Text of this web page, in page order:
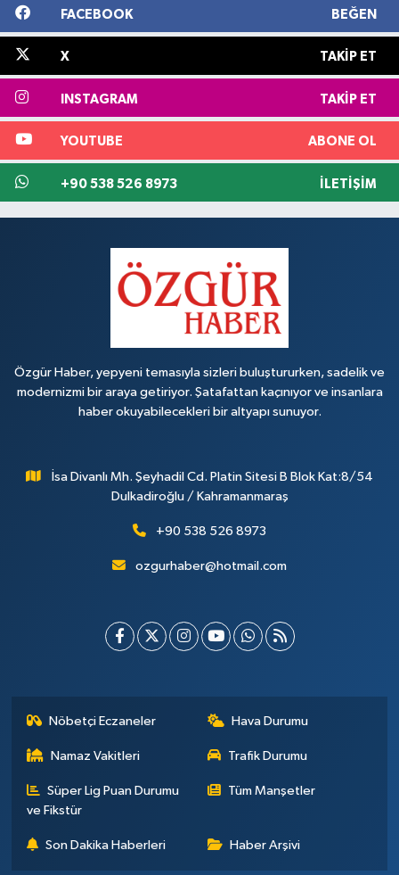
FACEBOOK BEĞEN
X TAKIP ET
INSTAGRAM TAKIP ET
YOUTUBE ABONE OL
+90 538 526 8973 İLETIŞIM
Özgür Haber, yepyeni temasıyla sizleri buluştururken, sadelik ve
modernizmi bir araya getiriyor. Şatafattan kaçınıyor ve insanlara
haber okuyabilecekleri bir altyapı sunuyor.
İsa Divanlı Mh. Şeyhadil Cd. Platin Sitesi B Blok Kat:8/54
Dulkadiroğlu / Kahramanmaraş
+90 538 526 8973
ozgurhaber@hotmail.com
Nöbetçi Eczaneler Hava Durumu
Namaz Vakitleri Trafik Durumu
Süper Lig Puan Durumu
ve Fikstür
Tüm Manşetler
Son Dakika Haberleri Haber Arşivi